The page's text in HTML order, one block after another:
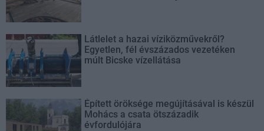
Látlelet a hazai víziközművekről?
Egyetlen, fél évszázados vezetéken
múlt Bicske vízellátása
Épített öröksége megújításával is készül
Mohács a csata ötszázadik
évfordulójára